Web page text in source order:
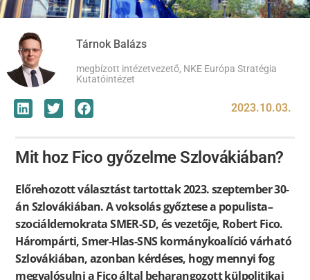
Tárnok Balázs
megbízott intézetvezető, NKE Európa Stratégia
Kutatóintézet
2023.10.03.
Mit hoz Fico győzelme Szlovákiában?
Előrehozott választást tartottak 2023. szeptember 30-
án Szlovákiában. A voksolás győztese a populista–
szociáldemokrata SMER-SD, és vezetője, Robert Fico.
Hárompárti, Smer-Hlas-SNS kormánykoalíció várható
Szlovákiában, azonban kérdéses, hogy mennyi fog
megvalósulni a Fico által beharangozott külpolitikai